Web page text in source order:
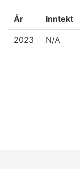
År Inntekt
2023 N/A